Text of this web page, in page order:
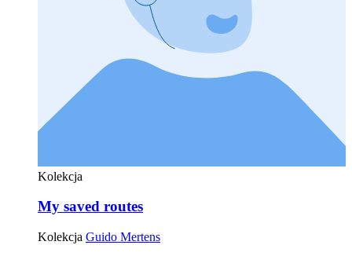
Kolekcja
My saved routes
Kolekcja Guido Mertens